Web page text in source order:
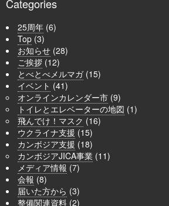
Categories
25周年 (6)
Top (3)
お知らせ (28)
ご挨拶 (12)
とべとべメルマガ(15)
イベント (41)
オンラインカレンダー市 (9)
トイレとエレベーターの地図 (1)
飛んでけ！マスク (16)
ウクライナ支援 (15)
カンボジア支援 (18)
カンボジアJICA事業 (11)
メディア情報 (7)
会報 (8)
届いた方から (3)
整備関連資料 (2)